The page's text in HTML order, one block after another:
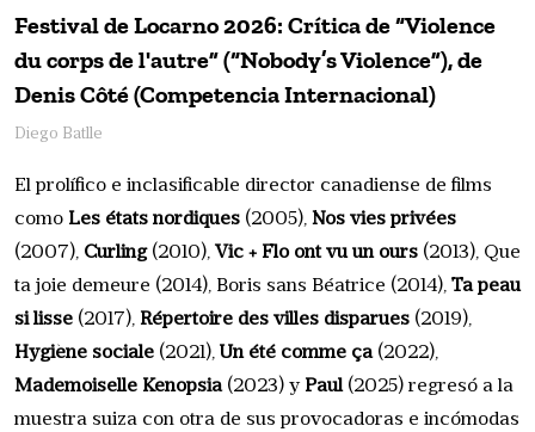
Festival de Locarno 2026: Crítica de “Violence
du corps de l'autre” (“Nobody’s Violence”), de
Denis Côté (Competencia Internacional)
Diego Batlle
El prolífico e inclasificable director canadiense de films
como Les états nordiques (2005), Nos vies privées
(2007), Curling(2010), Vic + Flo ont vu un ours (2013), Que
ta joie demeure (2014), Boris sans Béatrice (2014), Ta peau
si lisse (2017), Répertoire des villes disparues (2019),
Hygiène sociale (2021), Un été comme ça(2022),
Mademoiselle Kenopsia(2023) y Paul(2025) regresó a la
muestra suiza con otra de sus provocadoras e incómodas